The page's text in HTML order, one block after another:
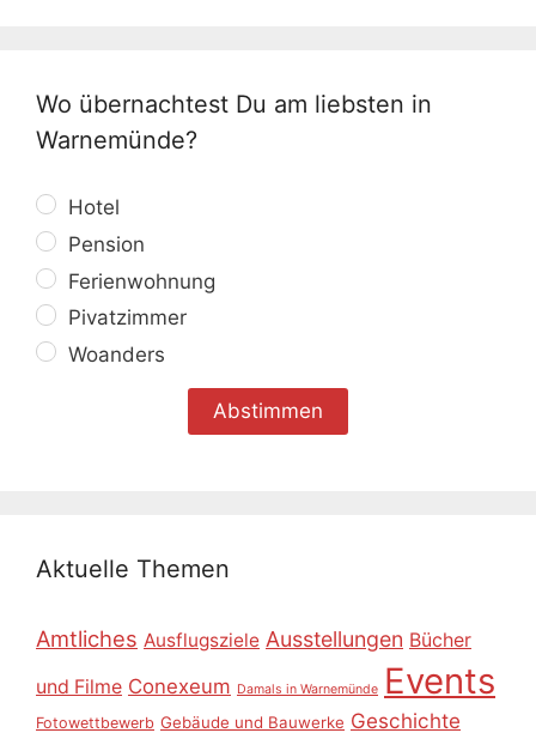
Wo übernachtest Du am liebsten in
Warnemünde?
Hotel
Pension
Ferienwohnung
Pivatzimmer
Woanders
Aktuelle Themen
Amtliches Ausflugsziele Ausstellungen Bücher
und Filme Conexeum Damals in Warnemünde Events
Fotowettbewerb Gebäude und Bauwerke Geschichte